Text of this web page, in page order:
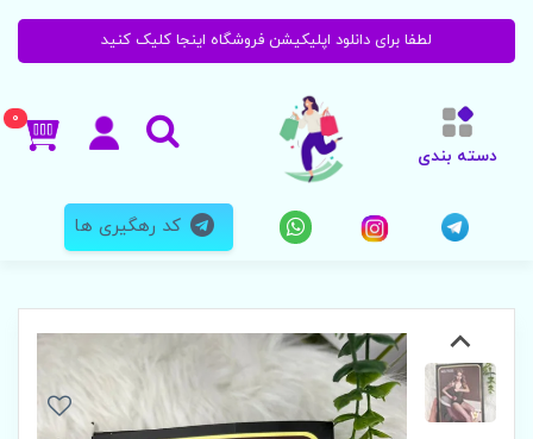
لطفا برای دانلود اپلیکیشن فروشگاه اینجا کلیک کنید
دسته بندی
0
کد رهگیری ها